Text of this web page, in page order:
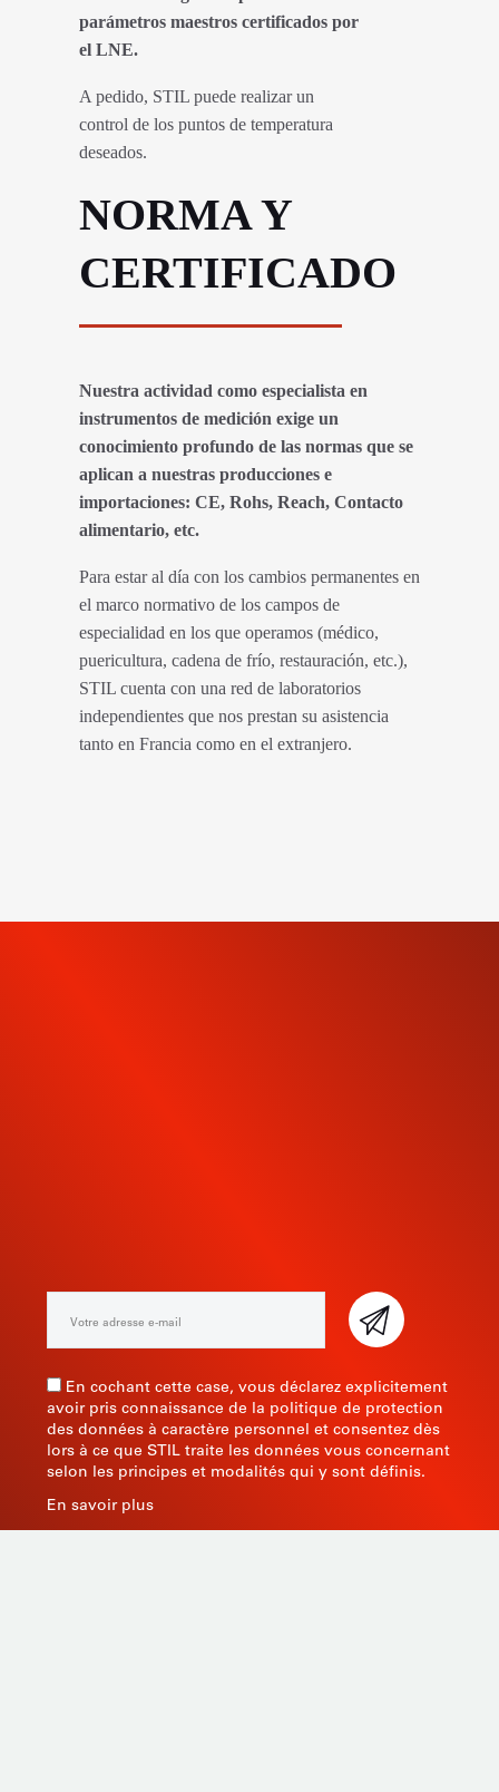
parámetros maestros certificados por
el LNE.
A pedido, STIL puede realizar un
control de los puntos de temperatura
deseados.
NORMA Y
CERTIFICADO
Nuestra actividad como especialista en
instrumentos de medición exige un
conocimiento profundo de las normas que se
aplican a nuestras producciones e
importaciones: CE, Rohs, Reach, Contacto
alimentario, etc.
Para estar al día con los cambios permanentes en
el marco normativo de los campos de
especialidad en los que operamos (médico,
puericultura, cadena de frío, restauración, etc.),
STIL cuenta con una red de laboratorios
independientes que nos prestan su asistencia
tanto en Francia como en el extranjero.
En cochant cette case, vous déclarez explicitement
avoir pris connaissance de la politique de protection
des données à caractère personnel et consentez dès
lors à ce que STIL traite les données vous concernant
selon les principes et modalités qui y sont définis.
En savoir plus